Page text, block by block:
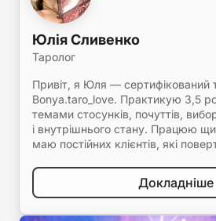
Юлія Сливенко
Таролог
Привіт, я Юля — сертифікований
Bonya.taro_love. Практикую 3,5
темами стосунків, почуттів,
і внутрішнього стану. Працюю
маю постійних клієнтів, які
Докладніше